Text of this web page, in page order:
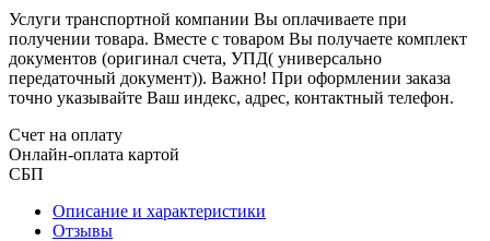
Услуги транспортной компании Вы оплачиваете при
получении товара. Вместе с товаром Вы получаете комплект
документов (оригинал счета, УПД( универсально
передаточный документ)). Важно! При оформлении заказа
точно указывайте Ваш индекс, адрес, контактный телефон.
Счет на оплату
Онлайн-оплата картой
СБП
Описание и характеристики
Отзывы